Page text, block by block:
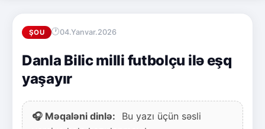
ŞOU 04.Yanvar.2026
Danla Bilic milli futbolçu ilə eşq
yaşayır
🎧 Məqaləni dinlə:
Bu yazı üçün səsli